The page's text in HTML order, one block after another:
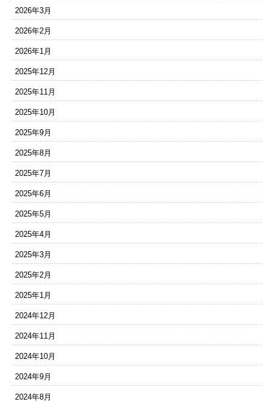
2026年3月
2026年2月
2026年1月
2025年12月
2025年11月
2025年10月
2025年9月
2025年8月
2025年7月
2025年6月
2025年5月
2025年4月
2025年3月
2025年2月
2025年1月
2024年12月
2024年11月
2024年10月
2024年9月
2024年8月